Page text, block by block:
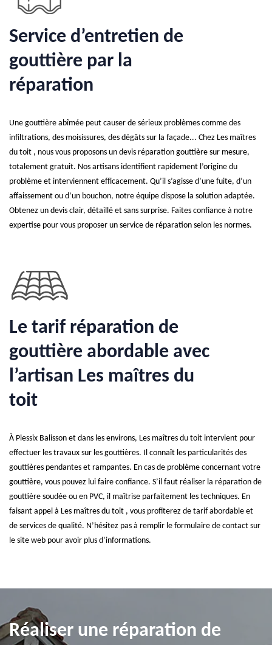
Service d’entretien de
gouttière par la
réparation
Une gouttière abîmée peut causer de sérieux problèmes comme des
infiltrations, des moisissures, des dégâts sur la façade... Chez Les maîtres
du toit , nous vous proposons un devis réparation gouttière sur mesure,
totalement gratuit. Nos artisans identifient rapidement l’origine du
problème et interviennent efficacement. Qu’il s’agisse d’une fuite, d’un
affaissement ou d’un bouchon, notre équipe dispose la solution adaptée.
Obtenez un devis clair, détaillé et sans surprise. Faites confiance à notre
expertise pour vous proposer un service de réparation selon les normes.
Le tarif réparation de
gouttière abordable avec
l’artisan Les maîtres du
toit
À Plessix Balisson et dans les environs, Les maîtres du toit intervient pour
effectuer les travaux sur les gouttières. Il connaît les particularités des
gouttières pendantes et rampantes. En cas de problème concernant votre
gouttière, vous pouvez lui faire confiance. S’il faut réaliser la réparation de
gouttière soudée ou en PVC, il maîtrise parfaitement les techniques. En
faisant appel à Les maîtres du toit , vous profiterez de tarif abordable et
de services de qualité. N’hésitez pas à remplir le formulaire de contact sur
le site web pour avoir plus d’informations.
Réaliser une réparation de